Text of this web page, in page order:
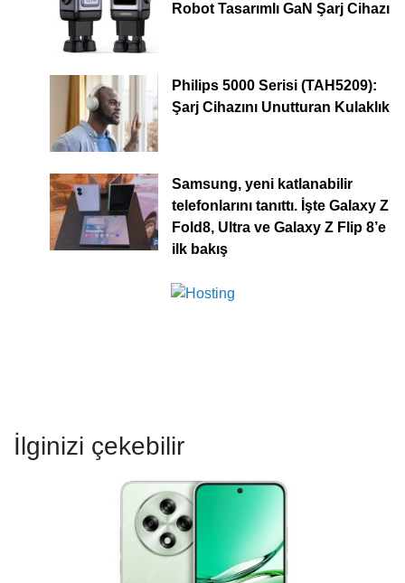
Robot Tasarımlı GaN Şarj Cihazı
Philips 5000 Serisi (TAH5209):
Şarj Cihazını Unutturan Kulaklık
Samsung, yeni katlanabilir
telefonlarını tanıttı. İşte Galaxy Z
Fold8, Ultra ve Galaxy Z Flip 8’e
ilk bakış
İlginizi çekebilir